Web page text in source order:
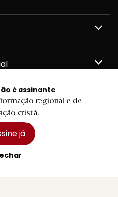
é assinante
regional e de
cristã.
já